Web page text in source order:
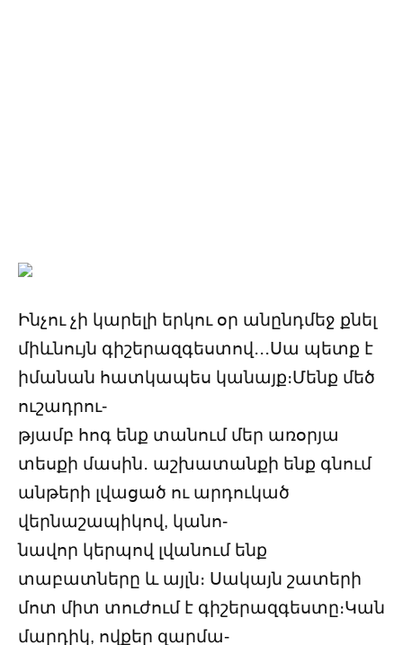
Ինչու չի կարելի երկու օր անընդմեջ քնել
միևնույն գիշերազգեստով․․․Սա պետք է
իմանան հատկապես կանայք։Մենք մեծ
ուշադրու-
թյամբ հոգ ենք տանում մեր առօրյա
տեսքի մասին․ աշխատանքի ենք գնում
անթերի լվացած ու արդուկած
վերնաշապիկով, կանո-
նավոր կերպով լվանում ենք
տաբատները և այլն։ Սակայն շատերի
մոտ միտ տուժում է գիշերազգեստը։Կան
մարդիկ, ովքեր զարմա-